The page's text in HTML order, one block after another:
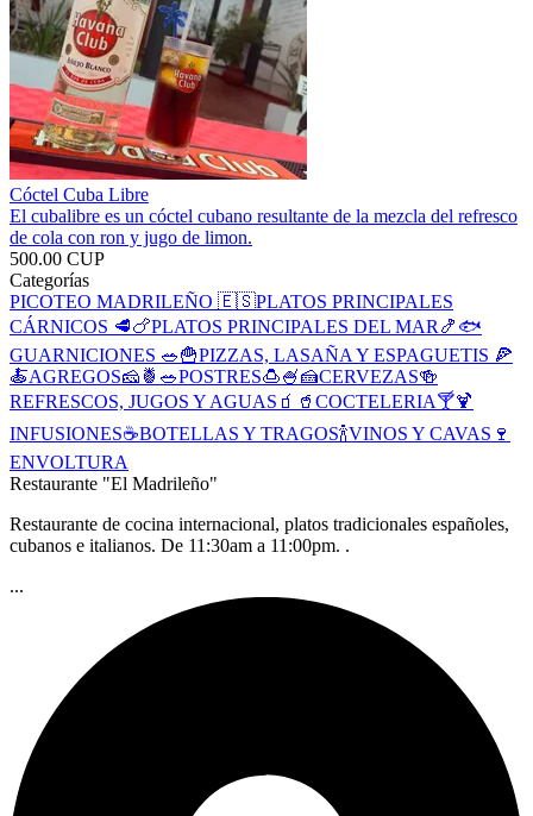
Cóctel Cuba Libre
El cubalibre es un cóctel cubano resultante de la mezcla del refresco
de cola con ron y jugo de limon.
500.00 CUP
Categorías
PICOTEO MADRILEÑO 🇪🇸PLATOS PRINCIPALES
CÁRNICOS 🥩🍗PLATOS PRINCIPALES DEL MAR🍤🐟
GUARNICIONES 🥗🍟PIZZAS, LASAÑA Y ESPAGUETIS 🍕
🍝AGREGOS🧀🍍🥗POSTRES🍮🍧🍰CERVEZAS🍻
REFRESCOS, JUGOS Y AGUAS🧃🥤 COCTELERIA🍸🍹
INFUSIONES☕️BOTELLAS Y TRAGOS🍾VINOS Y CAVAS🍷
ENVOLTURA
Restaurante "El Madrileño"
Restaurante de cocina internacional, platos tradicionales españoles,
cubanos e italianos. De 11:30am a 11:00pm. .
...